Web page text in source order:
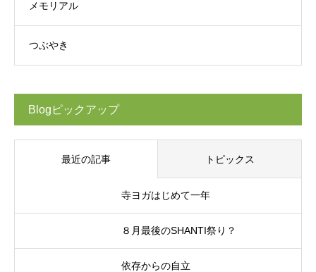
メモリアル
つぶやき
Blogピックアップ
最近の記事 トピックス
寺ヨガはじめて一年
８月最後のSHANTI祭り？
依存からの自立